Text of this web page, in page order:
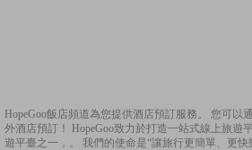
HopeGoo飯店頻道為您提供酒店預訂服務。 您可
外酒店預訂！ HopeGoo致力於打造一站式線上旅
遊平臺之一，。 我們的使命是“讓旅行更簡單、更